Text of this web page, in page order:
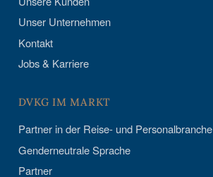
Unser Unternehmen
Kontakt
Jobs & Karriere
DVKG IM MARKT
Partner in der Reise- und Personalbranche
Genderneutrale Sprache
Partner